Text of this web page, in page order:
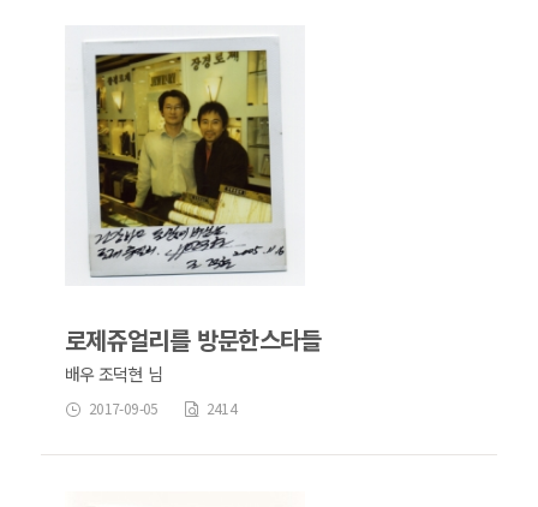
로제쥬얼리를 방문한스타들
배우 조덕현 님
2017-09-05 2414